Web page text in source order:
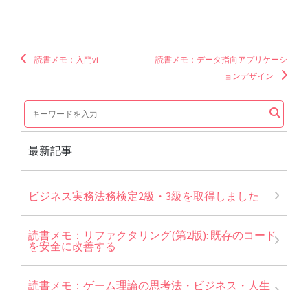
読書メモ：入門vi
読書メモ：データ指向アプリケーシ
ョンデザイン
最新記事
ビジネス実務法務検定2級・3級を取得しました
読書メモ：リファクタリング(第2版): 既存のコード
を安全に改善する
読書メモ：ゲーム理論の思考法・ビジネス・人生